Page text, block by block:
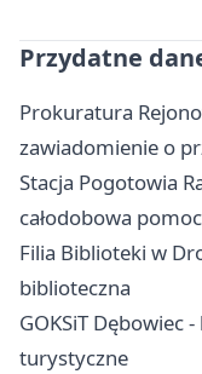
Przydatne
Prokuratura
zawiadomienie o
Stacja Pogotowia
całodobowa
Filia Biblioteki w
biblioteczna
GOKSiT Dębowiec
turystyczne